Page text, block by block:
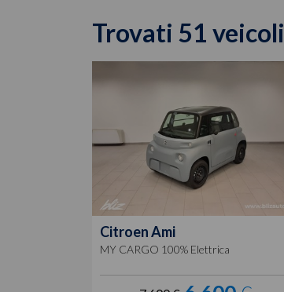
Trovati 51 veicoli
CitroenAmi
MY CARGO 100% Elettrica